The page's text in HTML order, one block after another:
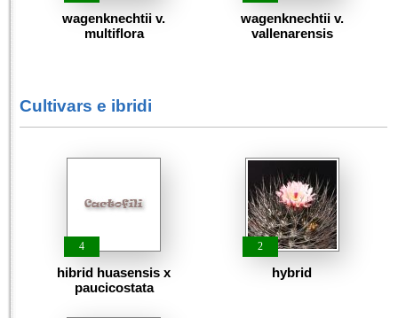
wagenknechtii v.
multiflora
wagenknechtii v.
vallenarensis
Cultivars e ibridi
4
hibrid huasensis x
paucicostata
2
hybrid